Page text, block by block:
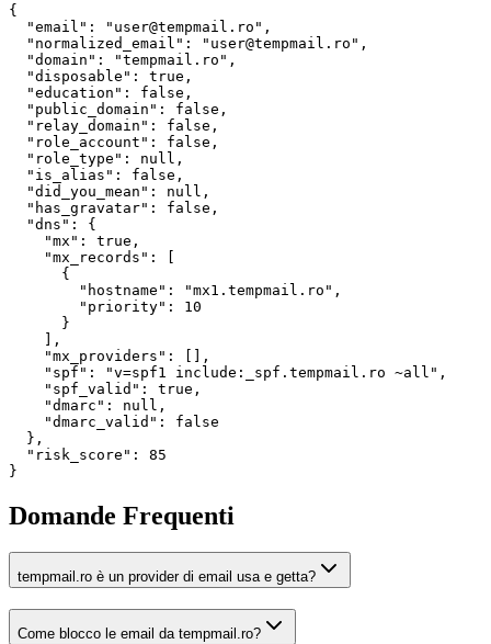
{
  "email": "user@tempmail.ro",
  "normalized_email": "user@tempmail.ro",
  "domain": "tempmail.ro",
  "disposable": true,
  "education": false,
  "public_domain": false,
  "relay_domain": false,
  "role_account": false,
  "role_type": null,
  "is_alias": false,
  "did_you_mean": null,
  "has_gravatar": false,
  "dns": {
    "mx": true,
    "mx_records": [
      {
        "hostname": "mx1.tempmail.ro",
        "priority": 10
      }
    ],
    "mx_providers": [],
    "spf": "v=spf1 include:_spf.tempmail.ro ~all",
    "spf_valid": true,
    "dmarc": null,
    "dmarc_valid": false
  },
  "risk_score": 85
}
Domande Frequenti
tempmail.ro è un provider di email usa e getta?
Come blocco le email da tempmail.ro?